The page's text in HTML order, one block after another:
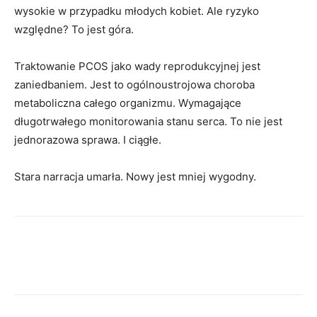
wysokie w przypadku młodych kobiet. Ale ryzyko
względne? To jest góra.
Traktowanie PCOS jako wady reprodukcyjnej jest
zaniedbaniem. Jest to ogólnoustrojowa choroba
metaboliczna całego organizmu. Wymagające
długotrwałego monitorowania stanu serca. To nie jest
jednorazowa sprawa. I ciągłe.
Stara narracja umarła. Nowy jest mniej wygodny.